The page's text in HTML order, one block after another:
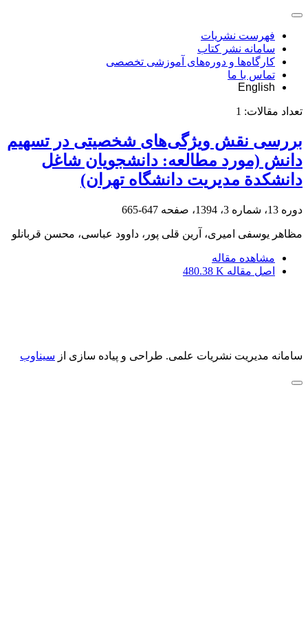
فهرست نشریات
سامانه نشر کتاب
کارگاه‌ها و دوره‌های آموزشی تخصصی
تماس با ما
English
تعداد مقالات: 1
بررسی نقش ویژگی‌های شخصیتی در تسهیم
دانش (مورد مطالعه: دانشجویان شاغل
دانشکدة مدیریت دانشگاه تهران)
دوره 13، شماره 3، 1394، صفحه 647-665
مظاهر یوسفی امیری، آرین قلی پور، داوود عباسی، محسن قربانلو
مشاهده مقاله
اصل مقاله 480.38 K
سامانه مدیریت نشریات علمی. طراحی و پیاده سازی از سیناوب